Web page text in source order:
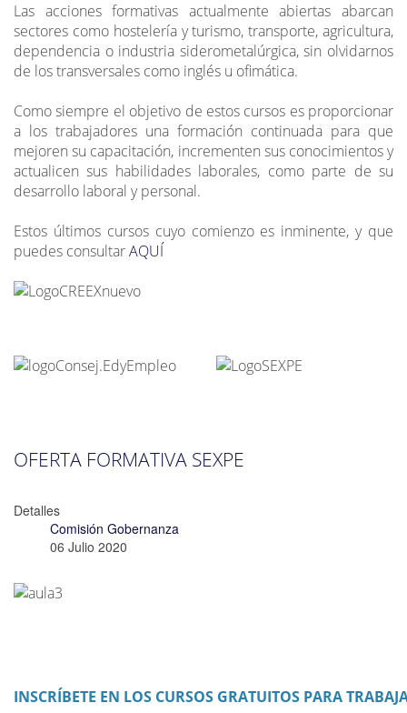
Las acciones formativas actualmente abiertas abarcan
sectores como hostelería y turismo, transporte, agricultura,
dependencia o industria siderometalúrgica, sin olvidarnos
de los transversales como inglés u ofimática.
Como siempre el objetivo de estos cursos es proporcionar
a los trabajadores una formación continuada para que
mejoren su capacitación, incrementen sus conocimientos y
actualicen sus habilidades laborales, como parte de su
desarrollo laboral y personal.
Estos últimos cursos cuyo comienzo es inminente, y que
puedes consultarAQUÍ
OFERTA FORMATIVA SEXPE
Detalles
Comisión Gobernanza
06 Julio 2020
INSCRÍBETE EN LOS CURSOS GRATUITOS PARA